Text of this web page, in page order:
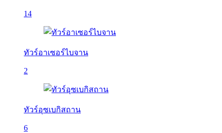
14
ทัวร์อาเซอร์ไบจาน
2
ทัวร์อุซเบกิสถาน
6